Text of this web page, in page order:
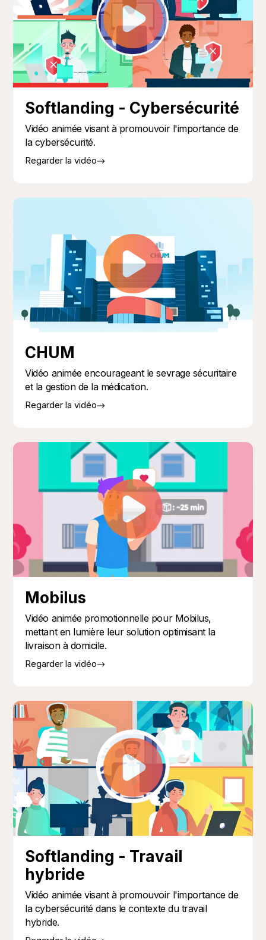
Softlanding - Cybersécurité
Vidéo animée visant à promouvoir l'importance de
la cybersécurité.
Regarder la vidéo
CHUM
Vidéo animée encourageant le sevrage sécuritaire
et la gestion de la médication.
Regarder la vidéo
Mobilus
Vidéo animée promotionnelle pour Mobilus,
mettant en lumière leur solution optimisant la
livraison à domicile.
Regarder la vidéo
Softlanding - Travail
hybride
Vidéo animée visant à promouvoir l'importance de
la cybersécurité dans le contexte du travail
hybride.